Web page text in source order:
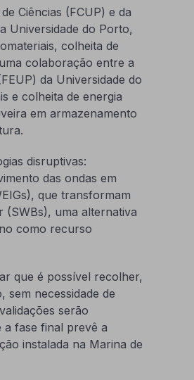
Ciências (FCUP) e da
Universidade do Porto,
colheita de
colaboração entre a
da Universidade do
e colheita de energia
em armazenamento
disruptivas:
das ondas em
que transformam
(SWBs), uma alternativa
como recurso
que é possível recolher,
necessidade de
serão
a fase final prevê a
instalada na Marina de